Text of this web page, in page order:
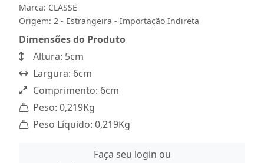
Marca: CLASSE
Origem: 2 - Estrangeira - Importação Indireta
Dimensões do Produto
Altura: 5cm
Largura: 6cm
Comprimento: 6cm
Peso: 0,219Kg
Peso Líquido: 0,219Kg
Faça seu login ou